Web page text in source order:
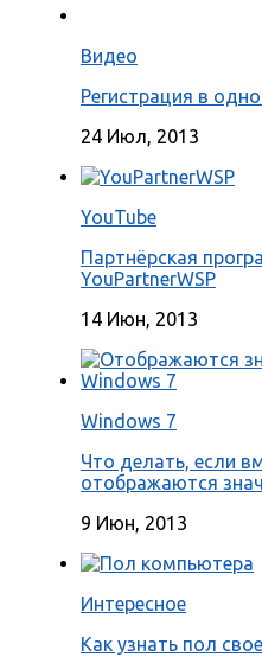
Видео
Регистрация в
24 Июл, 2013
YouTube
Партнёрская
YouPartnerWSP
14 Июн, 2013
Windows 7
Что делать, если
отображаются
9 Июн, 2013
Интересное
Как узнать пол